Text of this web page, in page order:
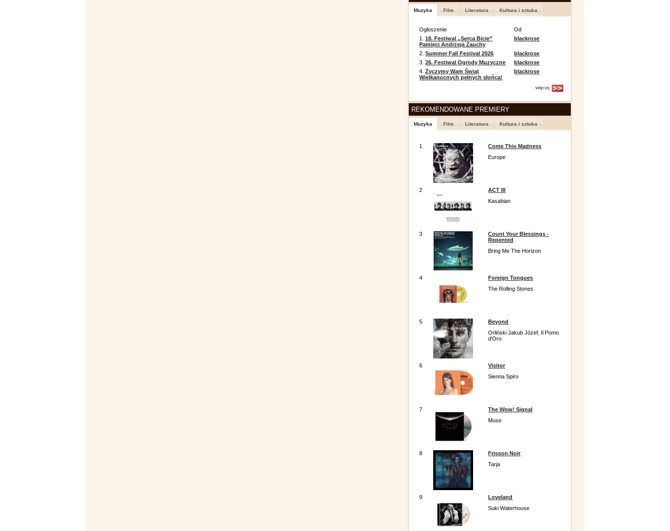
Muzyka Film Literatura Kultura i sztuka
Ogłoszenie
Od
1.18. Festiwal „Serca Bicie”
Pamięci Andrzeja Zauchy
blackrose
2.Summer Fall Festival 2026
blackrose
3.26. Festiwal Ogrody Muzyczne
blackrose
4.Życzymy Wam Świąt
Wielkanocnych pełnych słońca!
blackrose
więcej
REKOMENDOWANE PREMIERY
Muzyka Film Literatura Kultura i sztuka
1
Come This Madness
Europe
2
ACT III
Kasabian
3
Count Your Blessings -
Repented
Bring Me The Horizon
4
Foreign Tongues
The Rolling Stones
5
Beyond
Orliński Jakub Józef, Il Pomo
d'Oro
6
Visitor
Sienna Spiro
7
The Wow! Signal
Muse
8
Frisson Noir
Tarja
9
Loveland
Suki Waterhouse